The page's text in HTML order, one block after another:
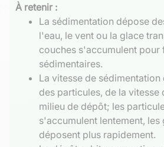
À retenir :
La sédimentation dépose
l'eau, le vent ou la glace
couches s'accumulent pour
sédimentaires.
La vitesse de
des particules, de la vitesse
milieu de dépôt; les
s'accumulent lentement, les
déposent plus rapidement.